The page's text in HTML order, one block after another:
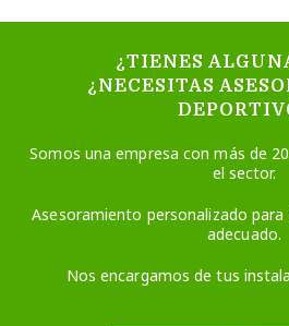
¿TIENES
¿NECESITAS
Somos una empresa con más de
el sector.
Asesoramiento personalizado
adecuado.
Nos encargamos de tus